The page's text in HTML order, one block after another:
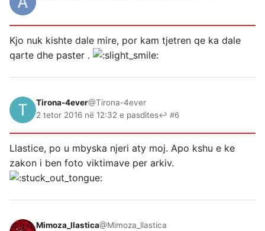
Kjo nuk kishte dale mire, por kam tjetren qe ka dale
qarte dhe paster .
Tirona-4ever@Tirona-4ever
2 tetor 2016 në 12:32 e pasdites↩ #6
Llastice, po u mbyska njeri aty moj. Apo kshu e ke
zakon i ben foto viktimave per arkiv.
Mimoza_llastica@Mimoza_llastica